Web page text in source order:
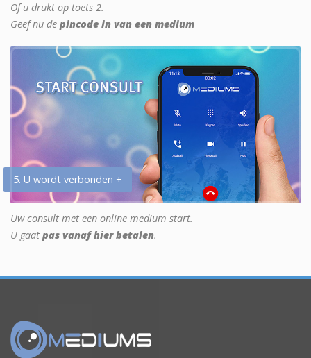
Of u drukt op toets 2.
Geef nu de pincode in van een medium
5. U wordt verbonden +
Uw consult met een online medium start.
U gaat pas vanaf hier betalen.